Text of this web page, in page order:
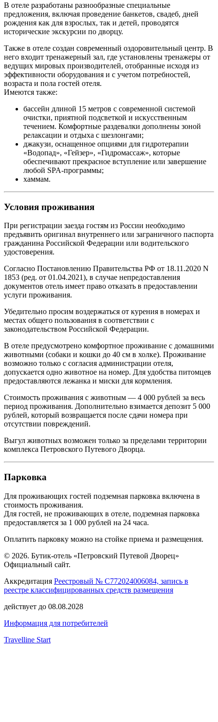
В отеле разработаны разнообразные специальные
предложения, включая проведение банкетов, свадеб, дней
рождения как для взрослых, так и детей, проводятся
исторические экскурсии по дворцу.
Также в отеле создан современный оздоровительный центр. В
него входит тренажерный зал, где установлены тренажеры от
ведущих мировых производителей, отобранные исходя из
эффективности оборудования и с учетом потребностей,
возраста и пола гостей отеля.
Имеются также:
бассейн длиной 15 метров с современной системой
очистки, приятной подсветкой и искусственным
течением. Комфортные раздевалки дополнены зоной
релаксации и отдыха с шезлонгами;
джакузи, оснащенное опциями для гидротерапии
«Водопад», «Гейзер», «Гидромассаж», которые
обеспечивают прекрасное вступление или завершение
любой SPA-программы;
хаммам.
Условия проживания
При регистрации заезда гостям из России необходимо
предъявить оригинал внутреннего или заграничного паспорта
гражданина Российской Федерации или водительского
удостоверения.
Согласно Постановлению Правительства РФ от 18.11.2020 N
1853 (ред. от 01.04.2021), в случае непредоставления
документов отель имеет право отказать в предоставлении
услуги проживания.
Убедительно просим воздержаться от курения в номерах и
местах общего пользования в соответствии с
законодательством Российской Федерации.
В отеле предусмотрено комфортное проживание с домашними
животными (собаки и кошки до 40 см в холке). Проживание
возможно только с согласия администрации отеля,
допускается одно животное на номер. Для удобства питомцев
предоставляются лежанка и миски для кормления.
Стоимость проживания с животным — 4 000 рублей за весь
период проживания. Дополнительно взимается депозит 5 000
рублей, который возвращается после сдачи номера при
отсутствии повреждений.
Выгул животных возможен только за пределами территории
комплекса Петровского Путевого Дворца.
Парковка
Для проживающих гостей подземная парковка включена в
стоимость проживания.
Для гостей, не проживающих в отеле, подземная парковка
предоставляется за 1 000 рублей на 24 часа.
Оплатить парковку можно на стойке приема и размещения.
© 2026. Бутик-отель «Петровский Путевой Дворец»
Официальный сайт.
Аккредитация Реестровый № С772024006084, запись в
реестре классифицированных средств размещения
действует до 08.08.2028
Информация для потребителей
Travelline Start